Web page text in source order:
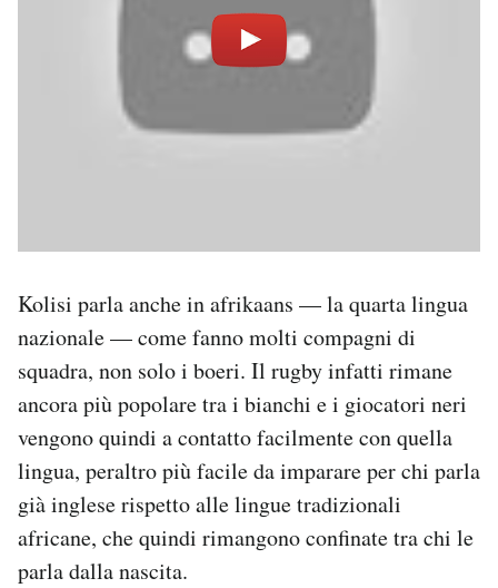
Kolisi parla anche in afrikaans — la quarta lingua
nazionale — come fanno molti compagni di
squadra, non solo i boeri. Il rugby infatti rimane
ancora più popolare tra i bianchi e i giocatori neri
vengono quindi a contatto facilmente con quella
lingua, peraltro più facile da imparare per chi parla
già inglese rispetto alle lingue tradizionali
africane, che quindi rimangono confinate tra chi le
parla dalla nascita.